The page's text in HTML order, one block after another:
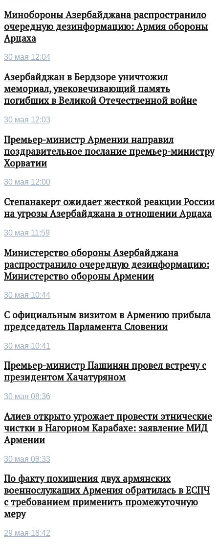
Минобороны Азербайджана распространило
очередную дезинформацию: Армия обороны
Арцаха
30 мая 12:04
Азербайджан в Бердзоре уничтожил
мемориал, увековечивающий память
погибших в Великой Отечественной войне
30 мая 12:03
Премьер-министр Армении направил
поздравительное послание премьер-министру
Хорватии
30 мая 12:00
Степанакерт ожидает жесткой реакции России
на угрозы Азербайджана в отношении Арцаха
30 мая 11:59
Министерство обороны Азербайджана
распространило очередную дезинформацию:
Министерство обороны Армении
30 мая 10:44
С официальным визитом в Армению прибыла
председатель Парламента Словении
30 мая 10:41
Премьер-министр Пашинян провел встречу с
президентом Хачатуряном
30 мая 08:36
Алиев открыто угрожает провести этнические
чистки в Нагорном Карабахе: заявление МИД
Армении
30 мая 08:33
По факту похищения двух армянских
военнослужащих Армения обратилась в ЕСПЧ
с требованием применить промежуточную
меру
29 мая 18:42